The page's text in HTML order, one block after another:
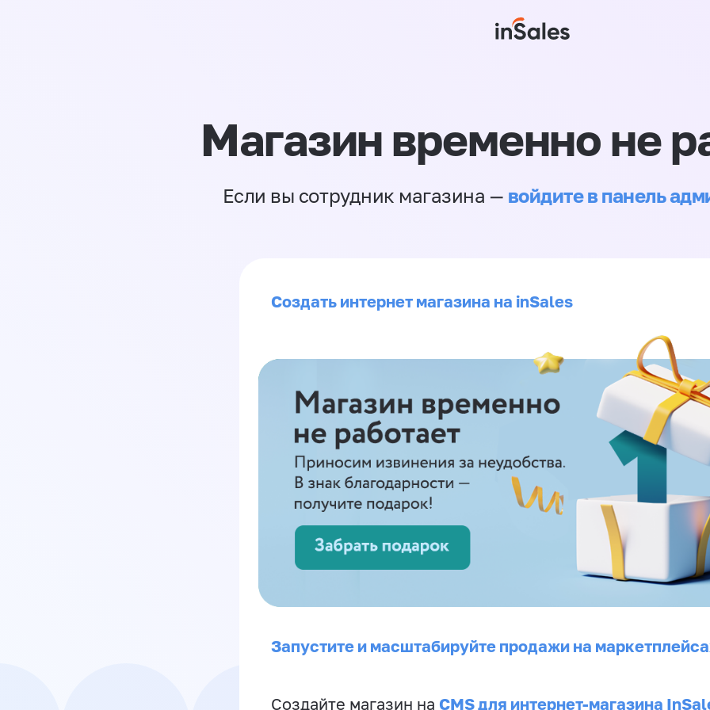
Магазин временно не
Если вы сотрудник магазина — войдите в панель
Создать интернет магазина на inSales
Запустите и масштабируйте продажи на
Создайте магазин на CMS для интернет-магазина